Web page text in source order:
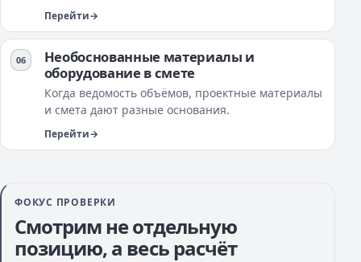
Перейти
Необоснованные материалы и
оборудование в смете
Когда ведомость объёмов, проектные материалы
и смета дают разные основания.
Перейти
ФОКУС ПРОВЕРКИ
Смотрим не отдельную
позицию, а весь расчёт